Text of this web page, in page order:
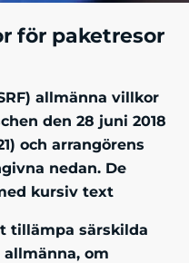
för paketresor
allmänna villkor
den 28 juni 2018
och arrangörens
nedan. De
kursiv text
tillämpa särskilda
om